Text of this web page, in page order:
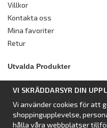
Villkor
Kontakta oss
Mina favoriter
Retur
Utvalda Produkter
Dometic Stuga Rest
Isabellas Året runt tält Villa
Förtält från Dometic
VI SKRÄDDARSYR DIN
Vi använder cookies för att
shoppingupplevelse,
hålla våra webbplatser